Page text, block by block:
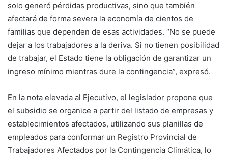
solo generó pérdidas productivas, sino que también
afectará de forma severa la economía de cientos de
familias que dependen de esas actividades. “No se puede
dejar a los trabajadores a la deriva. Si no tienen posibilidad
de trabajar, el Estado tiene la obligación de garantizar un
ingreso mínimo mientras dure la contingencia”, expresó.
En la nota elevada al Ejecutivo, el legislador propone que
el subsidio se organice a partir del listado de empresas y
establecimientos afectados, utilizando sus planillas de
empleados para conformar un Registro Provincial de
Trabajadores Afectados por la Contingencia Climática, lo